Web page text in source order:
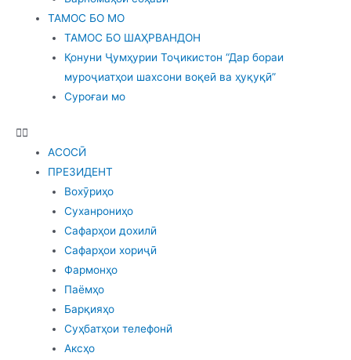
ТАМОС БО МО
ТАМОС БО ШАҲРВАНДОН
Қонуни Ҷумҳурии Тоҷикистон “Дар бораи
муроҷиатҳои шахсони воқеӣ ва ҳуқуқӣ”
Суроғаи мо
АСОСӢ
ПРЕЗИДЕНТ
Вохӯриҳо
Суханрониҳо
Сафарҳои дохилӣ
Сафарҳои хориҷӣ
Фармонҳо
Паёмҳо
Барқияҳо
Суҳбатҳои телефонӣ
Аксҳо